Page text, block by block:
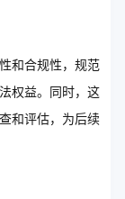
和合规性，规范
权益。同时，这
和评估，为后续